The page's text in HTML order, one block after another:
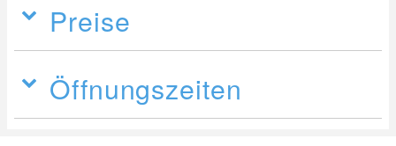
Preise
Öffnungszeiten